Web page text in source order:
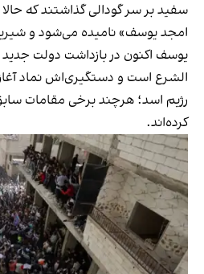
سفید بر سر گودالی گذاشتند که
امجد یوسف» نامیده می‌شود و
یوسف اکنون در بازداشت دولت
الشرع است و دستگیری‌اش نماد
رژیم اسد؛ هرچند برخی مقامات
کرده‌اند.